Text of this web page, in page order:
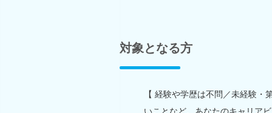
対象となる方
【 経験や学歴は不問／未経験
いことなど、あなたのキャリア